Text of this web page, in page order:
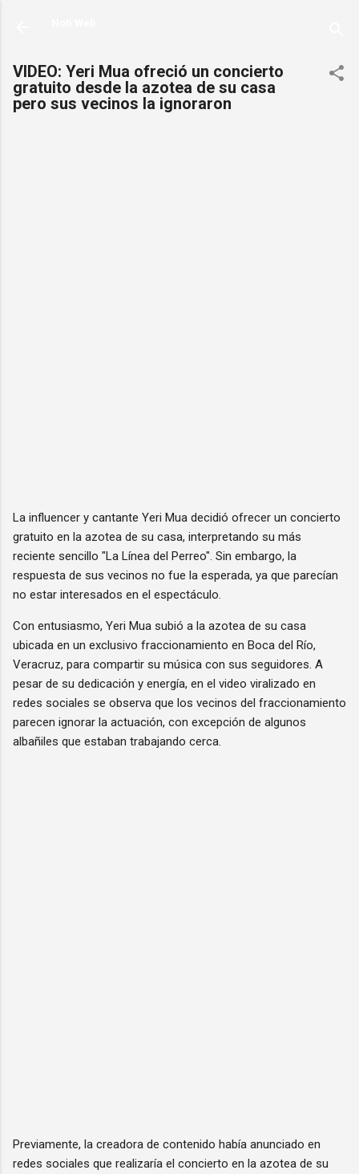
VIDEO: Yeri Mua ofreció un concierto
gratuito desde la azotea de su casa
pero sus vecinos la ignoraron
La influencer y cantante Yeri Mua decidió ofrecer un concierto
gratuito en la azotea de su casa, interpretando su más
reciente sencillo "La Línea del Perreo". Sin embargo, la
respuesta de sus vecinos no fue la esperada, ya que parecían
no estar interesados en el espectáculo.
Con entusiasmo, Yeri Mua subió a la azotea de su casa
ubicada en un exclusivo fraccionamiento en Boca del Río,
Veracruz, para compartir su música con sus seguidores. A
pesar de su dedicación y energía, en el video viralizado en
redes sociales se observa que los vecinos del fraccionamiento
parecen ignorar la actuación, con excepción de algunos
albañiles que estaban trabajando cerca.
Previamente, la creadora de contenido había anunciado en
redes sociales que realizaría el concierto en la azotea de su